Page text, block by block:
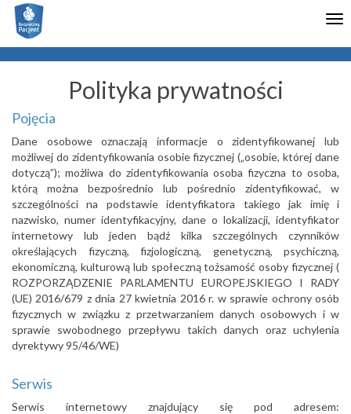
Włącz
ułatwienia
dostępu
Polityka prywatności
Pojęcia
Dane osobowe oznaczają informacje o zidentyfikowanej lub
możliwej do zidentyfikowania osobie fizycznej („osobie, której dane
dotyczą”); możliwa do zidentyfikowania osoba fizyczna to osoba,
którą można bezpośrednio lub pośrednio zidentyfikować, w
szczególności na podstawie identyfikatora takiego jak imię i
nazwisko, numer identyfikacyjny, dane o lokalizacji, identyfikator
internetowy lub jeden bądź kilka szczególnych czynników
określających fizyczną, fizjologiczną, genetyczną, psychiczną,
ekonomiczną, kulturową lub społeczną tożsamość osoby fizycznej (
ROZPORZĄDZENIE PARLAMENTU EUROPEJSKIEGO I RADY
(UE) 2016/679 z dnia 27 kwietnia 2016 r. w sprawie ochrony osób
fizycznych w związku z przetwarzaniem danych osobowych i w
sprawie swobodnego przepływu takich danych oraz uchylenia
dyrektywy 95/46/WE)
Serwis
Serwis internetowy znajdujący się pod adresem: